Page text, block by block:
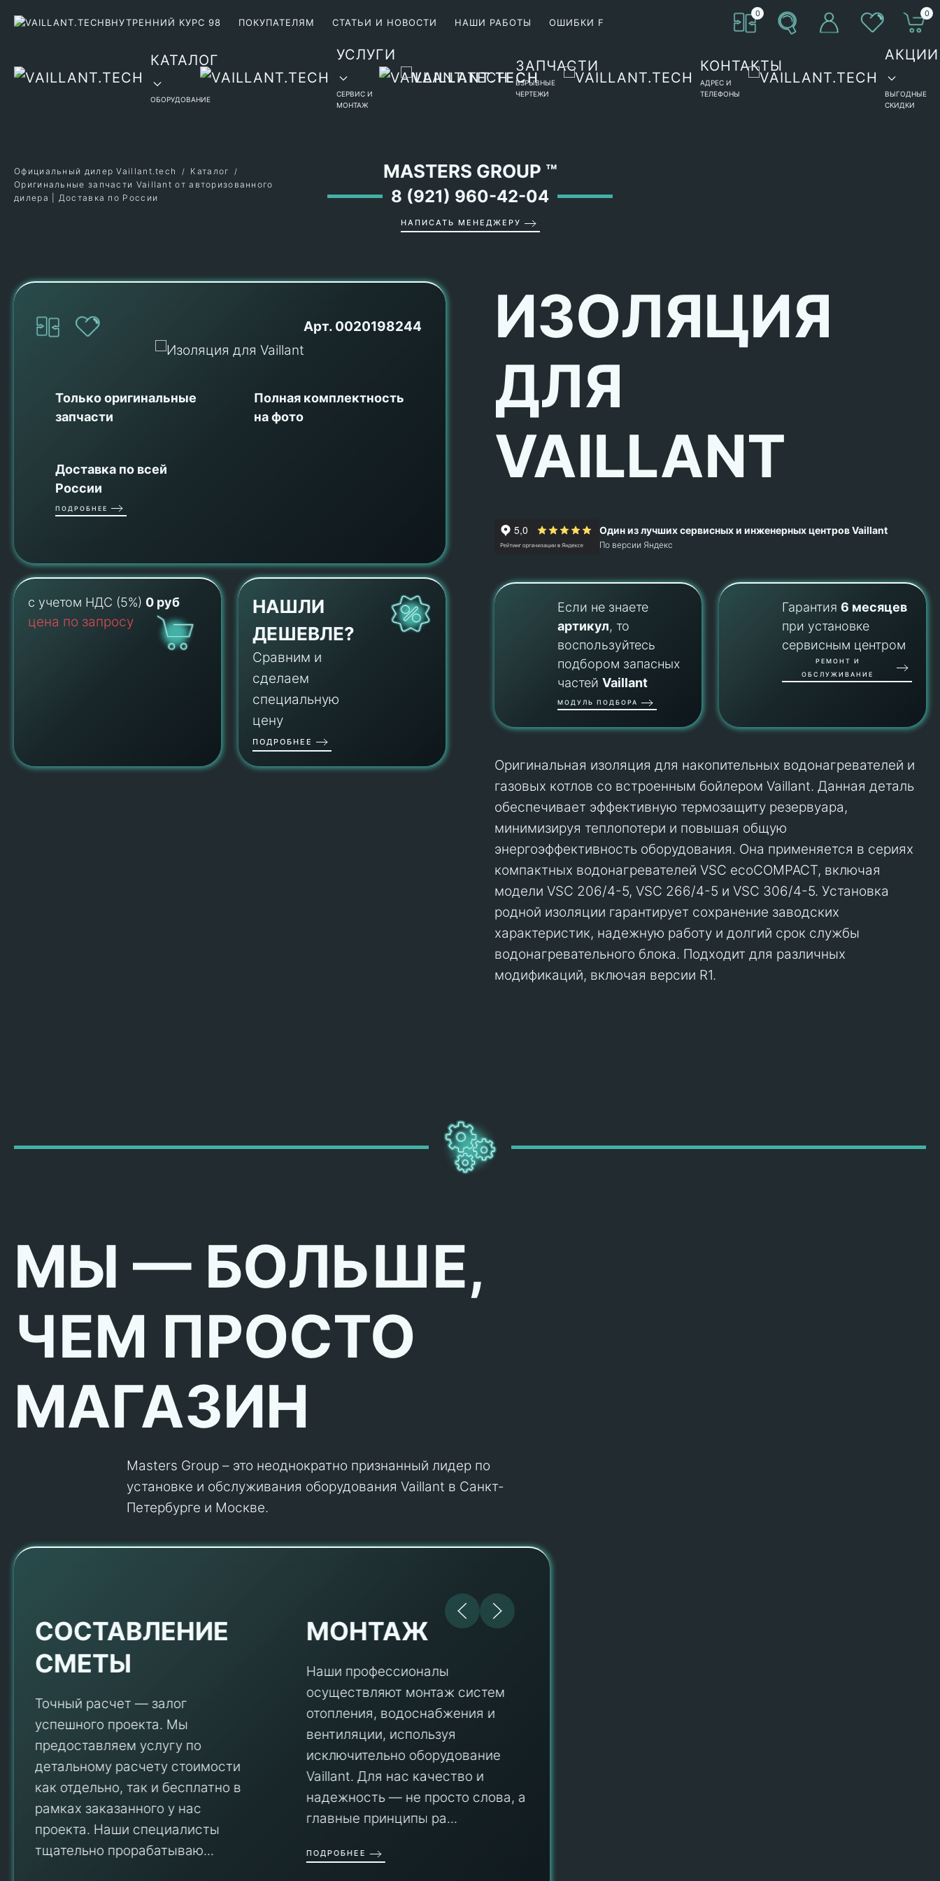
ВНУТРЕННИЙ КУРС 98 ПОКУПАТЕЛЯМ СТАТЬИ И НОВОСТИ НАШИ РАБОТЫ ОШИБКИ F
0 0
КАТАЛОГ
ОБОРУДОВАНИЕ
УСЛУГИ
СЕРВИС И
МОНТАЖ
ЗАПЧАСТИ
ВЗРЫВНЫЕ
ЧЕРТЕЖИ
КОНТАКТЫ
АДРЕС И
ТЕЛЕФОНЫ
АКЦИИ
ВЫГОДНЫЕ
СКИДКИ
MASTERS GROUP ™
8 (921) 960-42-04
НАПИСАТЬ МЕНЕДЖЕРУ
Официальный дилер Vaillant.tech
Каталог
Оригинальные запчасти Vaillant от авторизованного
дилера | Доставка по России
Арт. 0020198244
Только оригинальные
запчасти
Полная комплектность
на фото
Доставка по всей
России
ПОДРОБНЕЕ
с учетом НДС (5%) 0 руб
цена по запросу
НАШЛИ
ДЕШЕВЛЕ?
Сравним и
сделаем
специальную
цену
ПОДРОБНЕЕ
ИЗОЛЯЦИЯ
ДЛЯ
VAILLANT
Один из лучших сервисных и инженерных центров Vaillant
По версии Яндекс
Если не знаете
артикул, то
воспользуйтесь
подбором запасных
частейVaillant
МОДУЛЬ ПОДБОРА
Гарантия6 месяцев
при установке
сервисным центром
РЕМОНТ И
ОБСЛУЖИВАНИЕ
Оригинальная изоляция для накопительных водонагревателей и
газовых котлов со встроенным бойлером Vaillant. Данная деталь
обеспечивает эффективную термозащиту резервуара,
минимизируя теплопотери и повышая общую
энергоэффективность оборудования. Она применяется в сериях
компактных водонагревателей VSC ecoCOMPACT, включая
модели VSC 206/4-5, VSC 266/4-5 и VSC 306/4-5. Установка
родной изоляции гарантирует сохранение заводских
характеристик, надежную работу и долгий срок службы
водонагревательного блока. Подходит для различных
модификаций, включая версии R1.
МЫ — БОЛЬШЕ,
ЧЕМ ПРОСТО
МАГАЗИН
Masters Group – это неоднократно признанный лидер по
установке и обслуживания оборудования Vaillant в Санкт-
Петербурге и Москве.
СОСТАВЛЕНИЕ
СМЕТЫ
Точный расчет — залог
успешного проекта. Мы
предоставляем услугу по
детальному расчету стоимости
как отдельно, так и бесплатно в
рамках заказанного у нас
проекта. Наши специалисты
тщательно прорабатываю...
МОНТАЖ
Наши профессионалы
осуществляют монтаж систем
отопления, водоснабжения и
вентиляции, используя
исключительно оборудование
Vaillant. Для нас качество и
надежность — не просто слова, а
главные принципы ра...
ПОДРОБНЕЕ